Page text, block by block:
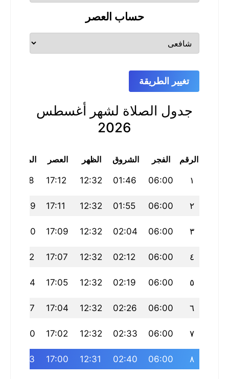
حساب العصر
تغيير الطريقة
جدول الصلاة لشهر أغسطس
2026
الرقم الفجر الشروق الظهر العصر المغرب
١ 06:00
01:46
12:32
17:12
23:18
٢ 06:00
01:55
12:32
17:11
23:09
٣ 06:00
02:04
12:32
17:09
23:00
٤ 06:00
02:12
12:32
17:07
22:52
٥ 06:00
02:19
12:32
17:05
22:44
٦ 06:00
02:26
12:32
17:04
22:37
٧ 06:00
02:33
12:32
17:02
22:30
٨ 06:00
02:40
12:31
17:00
22:23